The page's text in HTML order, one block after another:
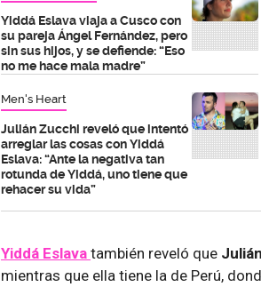
Yiddá Eslava viaja a Cusco con
su pareja Ángel Fernández, pero
sin sus hijos, y se defiende: “Eso
no me hace mala madre”
Men's Heart
Julián Zucchi reveló que intentó
arreglar las cosas con Yiddá
Eslava: “Ante la negativa tan
rotunda de Yiddá, uno tiene que
rehacer su vida”
Yiddá Eslava también reveló que
mientras que ella tiene la de Perú,